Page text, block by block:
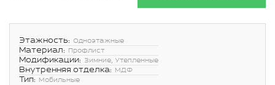
Этажность: Одноэтажные
Материал: Профлист
Модификации: Зимние, Утепленные
Внутренняя отделка: МДФ
Тип: Мобильные